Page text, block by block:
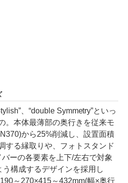
、“double Symmetry”といっ
。本体最薄部の奥行きを従来モ
から25%削減し、設置面積
する縁取りや、フォトスタンド
ーの各要素を上下/左右で対象
構成するデザインを採用し
～270×415～432mm(幅×奥行